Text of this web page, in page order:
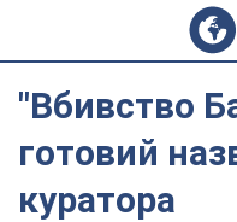
"Вбивство
готовий
куратора